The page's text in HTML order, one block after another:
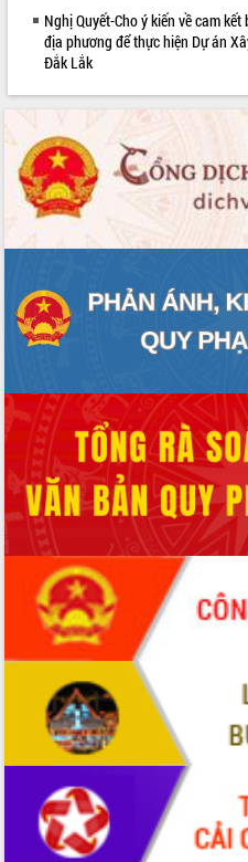
Lễ truy điệu và an táng hài cốt liệt sĩ
tại Nghĩa trang Liệt sĩ xã Sơn Hòa
xuất khẩu sầu riêng và triển khai quy
Thứ trưởng Bộ Nông nghiệp và Môi
trường Nguyễn Hoàng Hiệp khảo sát
vùng trồng và doanh nghiệp đóng gói
sầu riêng tại Đắk Lắk
Trình diễn nghệ thuật chế biến các
Đắk Lắk công bố Quy hoạch và xúc
tiến đầu tư tỉnh
Ngành cá ngừ Đắk Lắk chủ động thích
Diễn đàn Kinh tế tư nhân Việt Nam đột
phá cơ chế - Hợp tác công tư
Đề án 06 tạo bước ngoặt đột phá trong
cải cách hành chính tỉnh Đắk Lắk
Kết nối tour, đẩy mạnh chuyển đổi số
để phát triển du lịch Đắk Lắk
Khởi động Dự án Đầu tư xây dựng hạ
tầng kỹ thuật Cụm công nghiệp Tân
Tiến
Gặp mặt các cơ quan báo chí nhân Kỷ
niệm 101 năm Ngày Báo chí Cách
mạng Việt Nam
Đắk Lắk sơ kết 4 năm triển khai thực
hiện Đề án 06 của Chính phủ
Họp báo thông tin về Hội nghị Công bố
Quy hoạch và Xúc tiến đầu tư tỉnh Đắk
Khơi thông điểm nghẽn, đẩy nhanh
giải ngân vốn khắc phục thiên tai
Nghị Quyết-Cho ý kiến về cam
địa phương để thực hiện Dự án
Đắk Lắk